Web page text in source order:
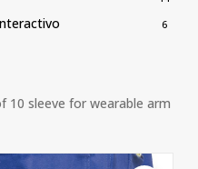
6
10 sleeve for wearable arm